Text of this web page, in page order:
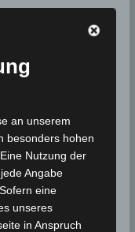
an unserem
besonders hohen
Nutzung der
Angabe
eine
unseres
in Anspruch